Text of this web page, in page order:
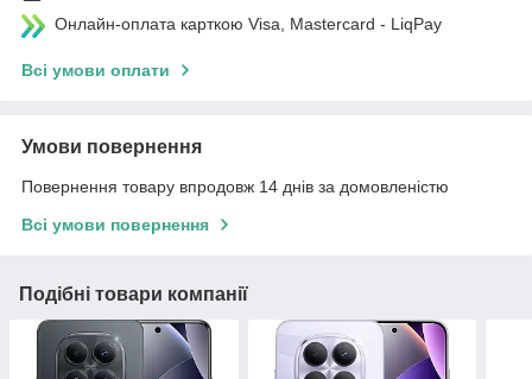
Онлайн-оплата карткою Visa, Mastercard - LiqPay
Всі умови оплати
Умови повернення
Повернення товару впродовж 14 днів за домовленістю
Всі умови повернення
Подібні товари компанії